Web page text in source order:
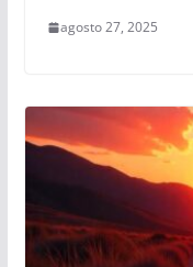
agosto 27, 2025